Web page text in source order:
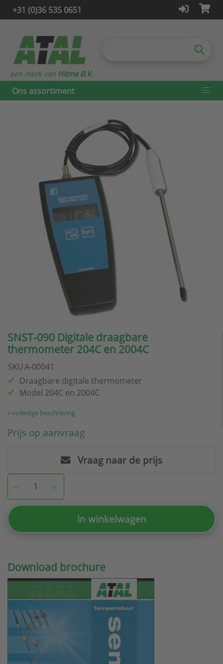
+31 (0)36 535 0651
Ons assortiment
een merk van Hitma B.V.
SNST-090 Digitale draagbare
thermometer 204C en 2004C
SKUA-00041
Draagbare digitale thermometer
Model 204C en 2004C
» volledige beschrijving
Prijs op aanvraag
Vraag naar de prijs
In winkelwagen
Download brochure